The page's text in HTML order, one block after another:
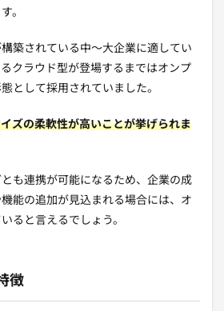
。
築されている中〜大企業に適してい
クラウド型が登場するまではオンプ
として採用されていました。
ズの柔軟性が高いことが挙げられま
も連携が可能になるため、企業の成
能の追加が見込まれる場合には、オ
ると言えるでしょう。
徴